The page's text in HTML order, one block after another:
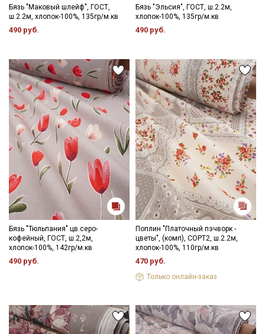
Бязь "Маковый шлейф", ГОСТ,
ш.2.2м, хлопок-100%, 135гр/м.кв
490 руб.
Бязь "Эльсия", ГОСТ, ш.2.2м,
хлопок-100%, 135гр/м.кв
490 руб.
Бязь "Тюльпания" цв.серо-
кофейный, ГОСТ, ш.2,2м,
хлопок-100%, 142гр/м.кв
490 руб.
Поплин "Платочный пэчворк -
цветы", (комп), СОРТ2, ш.2.2м,
хлопок-100%, 110гр/м.кв
470 руб.
Только онлайн-заказ